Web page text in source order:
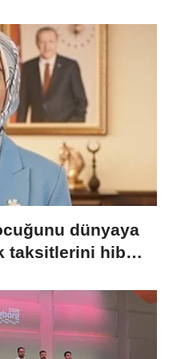
dünyaya
taksitlerini hibe